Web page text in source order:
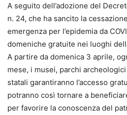
A seguito dell’adozione del
n. 24, che ha sancito la
emergenza per l’epidemia da
domeniche gratuite nei luoghi
A partire da domenica 3 aprile,
mese, i musei, parchi
statali garantiranno l’accesso
potranno così tornare a
per favorire la conoscenza del